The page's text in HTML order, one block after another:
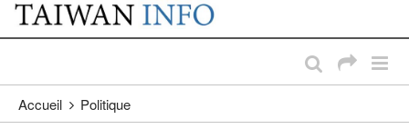
Passer au contenu principal
:::
Accueil Politique